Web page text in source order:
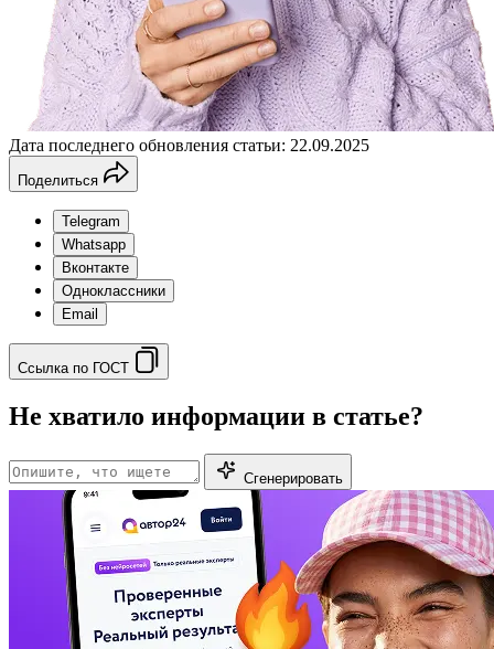
Дата последнего обновления статьи: 22.09.2025
Поделиться
Telegram
Whatsapp
Вконтакте
Одноклассники
Email
Ссылка по ГОСТ
Не хватило информации в статье?
Сгенерировать